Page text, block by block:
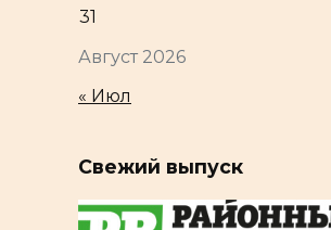
Август 2026
31
« Июл
Свежий выпуск